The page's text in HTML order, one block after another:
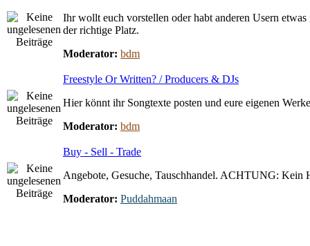
Ihr wollt euch vorstellen oder habt anderen Usern
der richtige Platz.
Moderator: bdm
Freestyle Or Written? / Producers & DJs
Hier könnt ihr Songtexte posten und eure eigenen
Moderator: bdm
Buy - Sell - Trade
Angebote, Gesuche, Tauschhandel. ACHTUNG: Kein
Moderator: Puddahmaan